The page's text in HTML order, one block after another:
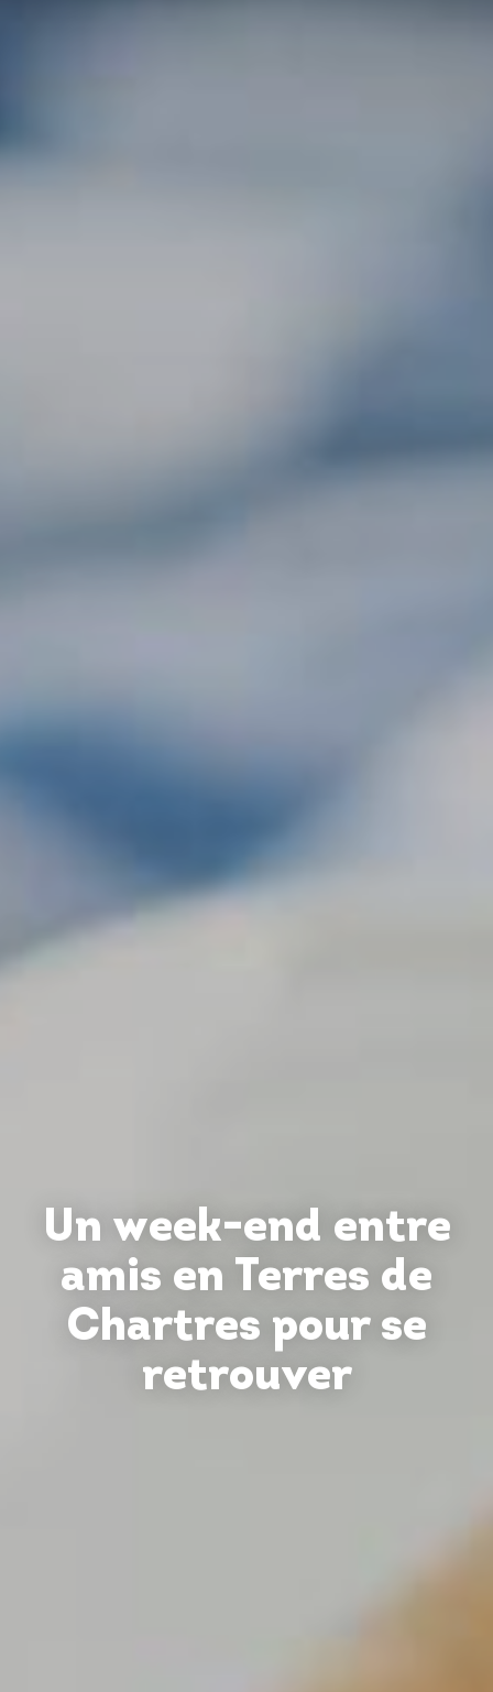
Un week-end entre
amis en Terres de
Chartres pour se
retrouver